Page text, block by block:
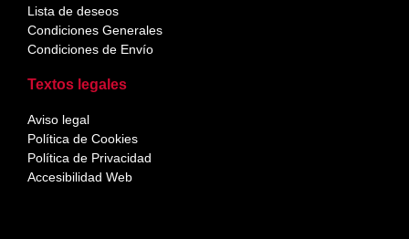
Lista de deseos
Condiciones Generales
Condiciones de Envío
Textos legales
Aviso legal
Política de Cookies
Política de Privacidad
Accesibilidad Web